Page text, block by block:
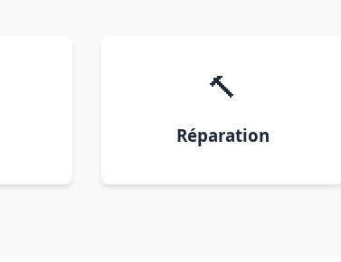
🔨
Réparation